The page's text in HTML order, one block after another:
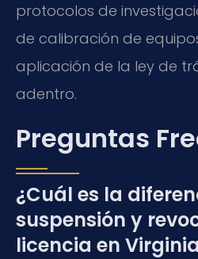
protocolos de
de calibración de
aplicación de la ley de
adentro.
Preguntas
¿Cuál es la
suspensión y
licencia en